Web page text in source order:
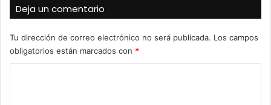
Deja un comentario
Tu dirección de correo electrónico no será publicada. Los campos
obligatorios están marcados con *